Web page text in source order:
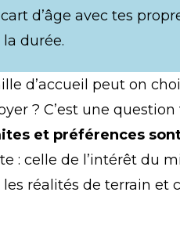
d’âge avec tes
durée.
d’accueil peut on
? C’est une
et préférences
: celle de l’intérêt du
les réalités de terrain